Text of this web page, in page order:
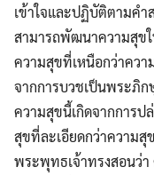
เข้าใจและปฏิบัติตามคำ
สามารถพัฒนาความสุข
ความสุขที่เหนือกว่าควา
จากการบวชเป็นพระภิ
ความสุขนี้เกิดจากการป
สุขที่ละเอียดกว่าความ
พระพุทธเจ้าทรงสอนว่